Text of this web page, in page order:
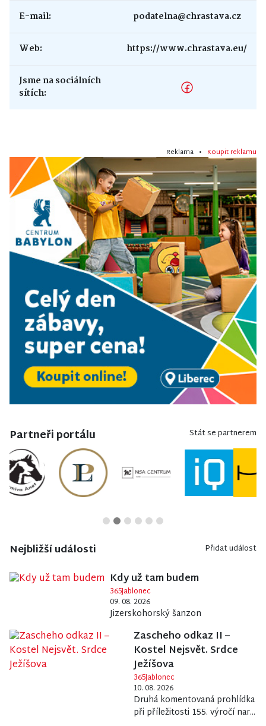
E-mail: podatelna@chrastava.cz
Web: https://www.chrastava.eu/
Jsme na sociálních
sítích:
Reklama • Koupit reklamu
Partneři portálu Stát se partnerem
Nejbližší události Přidat událost
Kdy už tam budem
365Jablonec
09. 08. 2026
Jizerskohorský šanzon
Zascheho odkaz II –
Kostel Nejsvět. Srdce
Ježíšova
365Jablonec
10. 08. 2026
Druhá komentovaná prohlídka
při příležitosti 155. výročí nar...